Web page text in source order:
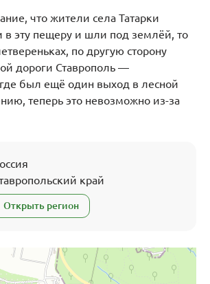
что жители села Татарки
в эту пещеру и шли под землёй, то
по другую сторону
дороги Ставрополь —
был ещё один выход в лесной
теперь это невозможно из-за
край
Открыть регион